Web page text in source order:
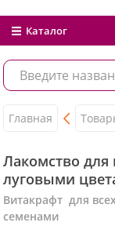
Каталог
Главная
Лакомство для
луговыми
Витакрафт для
семенами